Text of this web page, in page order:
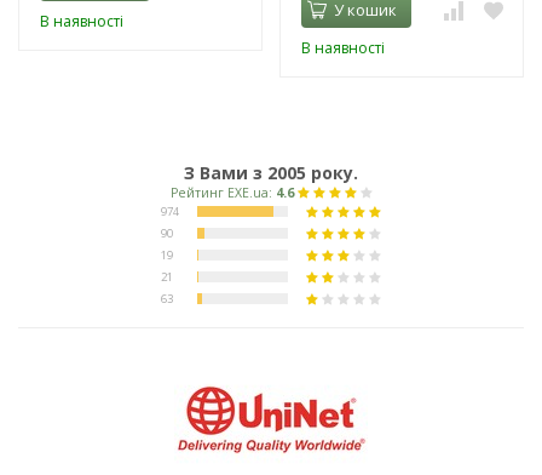
В наявності
У кошик
В наявності
З Вами з 2005 року.